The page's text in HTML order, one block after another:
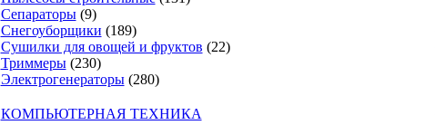
Сепараторы (9)
Снегоуборщики (189)
Сушилки для овощей и фруктов (22)
Триммеры (230)
Электрогенераторы (280)
КОМПЬЮТЕРНАЯ ТЕХНИКА